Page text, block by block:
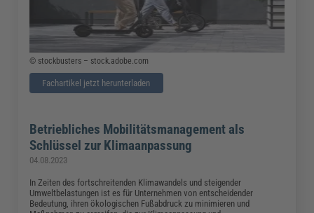
© stockbusters – stock.adobe.com
Fachartikel jetzt herunterladen
Betriebliches Mobilitätsmanagement als
Schlüssel zur Klimaanpassung
04.08.2023
In Zeiten des fortschreitenden Klimawandels und steigender
Umweltbelastungen ist es für Unternehmen von entscheidender
Bedeutung, ihren ökologischen Fußabdruck zu minimieren und